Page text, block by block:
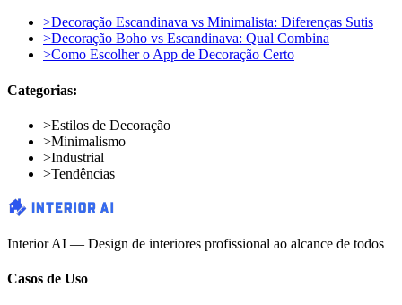
>Decoração Escandinava vs Minimalista: Diferenças Sutis
>Decoração Boho vs Escandinava: Qual Combina
>Como Escolher o App de Decoração Certo
Categorias:
>Estilos de Decoração
>Minimalismo
>Industrial
>Tendências
Interior AI — Design de interiores profissional ao alcance de todos
Casos de Uso